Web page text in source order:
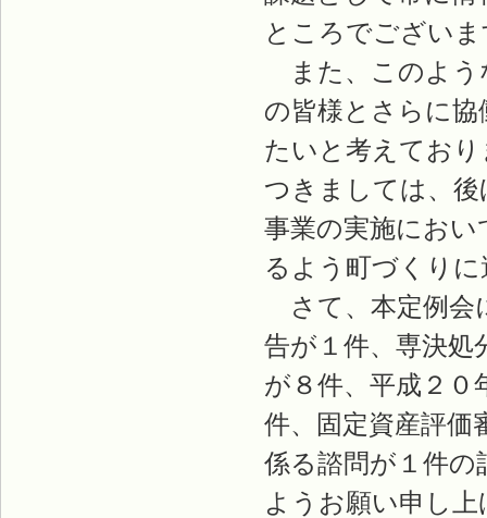
ところでござい
また、このよう
の皆様とさらに
たいと考えてお
つきましては、
事業の実施におい
るよう町づくり
さて、本定例会
告が１件、専決処
が８件、平成２０
件、固定資産評価
係る諮問が１件
ようお願い申し